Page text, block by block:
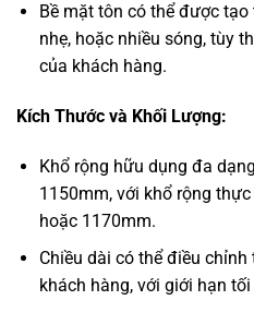
Bề mặt tôn có thể được
nhẹ, hoặc nhiều sóng, tùy
của khách hàng.
Kích Thước và Khối Lượng:
Khổ rộng hữu dụng đa
1150mm, với khổ rộng
hoặc 1170mm.
Chiều dài có thể điều
khách hàng, với giới hạn